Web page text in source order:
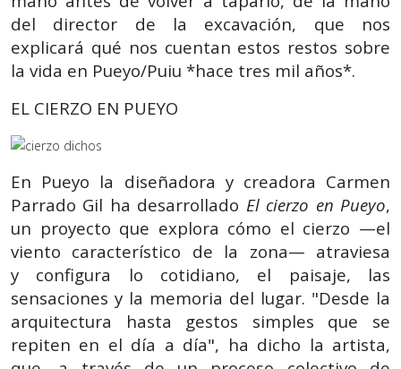
del director de la excavación, que nos
explicará qué nos cuentan estos restos sobre
la vida en Pueyo/Puiu *hace tres mil años*.
EL CIERZO EN PUEYO
En Pueyo la diseñadora y creadora Carmen
Parrado Gil ha desarrollado El cierzo en Pueyo,
un proyecto que explora cómo el cierzo —el
viento característico de la zona— atraviesa
y configura lo cotidiano, el paisaje, las
sensaciones y la memoria del lugar. "Desde la
arquitectura hasta gestos simples que se
repiten en el día a día", ha dicho la artista,